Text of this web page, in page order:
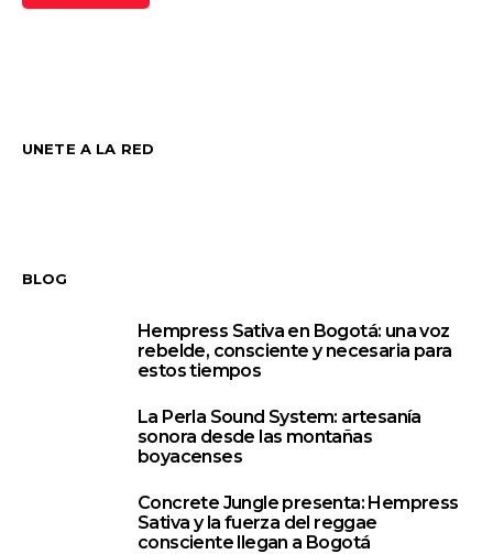
UNETE A LA RED
BLOG
Hempress Sativa en Bogotá: una voz
rebelde, consciente y necesaria para
estos tiempos
La Perla Sound System: artesanía
sonora desde las montañas
boyacenses
Concrete Jungle presenta: Hempress
Sativa y la fuerza del reggae
consciente llegan a Bogotá